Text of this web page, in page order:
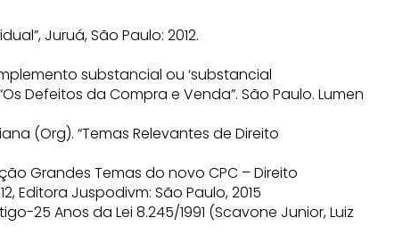
Juruá, São Paulo: 2012.
substancial ou ‘substancial
Defeitos da Compra e Venda”. São Paulo. Lumen
(Org). “Temas Relevantes de Direito
Grandes Temas do novo CPC – Direito
Editora Juspodivm: São Paulo, 2015
25 Anos da Lei 8.245/1991 (Scavone Junior, Luiz